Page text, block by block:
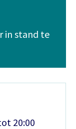
in stand te
20:00